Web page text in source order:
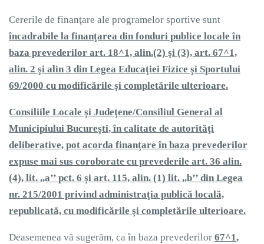
Cererile de finanţare ale programelor sportive sunt
încadrabile la finanţarea din fonduri publice locale în
baza prevederilor art. 18^1, alin.(2) şi (3), art. 67^1,
alin. 2 şi alin 3 din Legea Educaţiei Fizice şi Sportului
69/2000 cu modificările şi completările ulterioare.
Consiliile Locale şi Judeţene/Consiliul General al
Municipiului Bucureşti, în calitate de autorităţi
deliberative, pot acorda finanţare în baza prevederilor
expuse mai sus coroborate cu prevederile art. 36 alin.
(4), lit. ,,a’’ pct. 6 şi art. 115, alin. (1) lit. ,,b’’ din Legea
nr. 215/2001 privind administraţia publică locală,
republicată, cu modificările şi completările ulterioare.
Deasemenea vă sugerăm, ca în baza prevederilor 67^1,